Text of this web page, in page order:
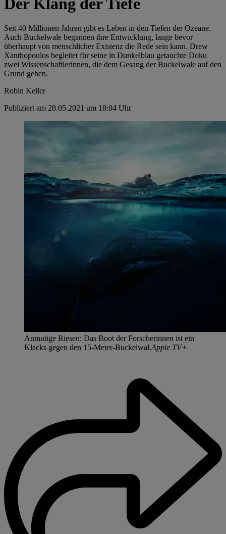
Seit 40 Millionen Jahren gibt es Leben in den Tiefen der Ozeane.
Auch Buckelwale begannen ihre Entwicklung, lange bevor
überhaupt von menschlicher Existenz die Rede sein kann. Drew
Xanthopoulos begleitet für seine in Dunkelblau getauchte Doku
zwei Wissenschaftlerinnen, die dem Gesang der Buckelwale auf den
Grund gehen.
Robin Keller
Publiziert am 28.05.2021 um 18:04 Uhr
Anmutige Riesen: Das Boot der Forscherinnen ist ein
Klacks gegen den 15-Meter-Buckelwal.Apple TV+